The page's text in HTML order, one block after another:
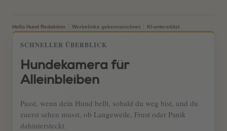
Hello Hund Redaktion Werbelinks gekennzeichnet KI-unterstützt
SCHNELLER ÜBERBLICK
Hundekamera für
Alleinbleiben
Passt, wenn dein Hund bellt, sobald du weg bist, und du
zuerst sehen musst, ob Langeweile, Frust oder Panik
dahintersteckt.